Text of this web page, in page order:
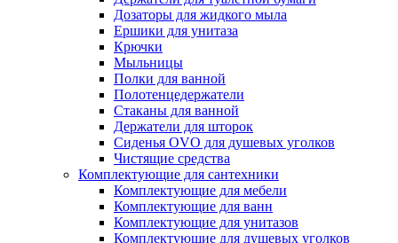
Дозаторы для жидкого мыла
Ершики для унитаза
Крючки
Мыльницы
Полки для ванной
Полотенцедержатели
Стаканы для ванной
Держатели для шторок
Сиденья OVO для душевых уголков
Чистящие средства
Комплектующие для сантехники
Комплектующие для мебели
Комплектующие для ванн
Комплектующие для унитазов
Комплектующие для душевых уголков